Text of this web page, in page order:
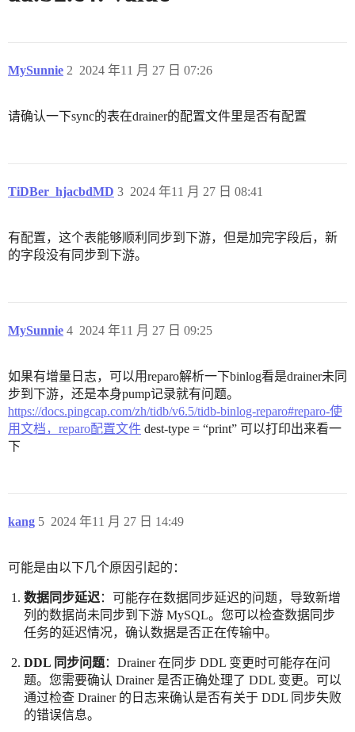
MySunnie 2024 年11 月 27 日 07:26
2
请确认一下sync的表在drainer的配置文件里是否有配置
TiDBer_hjacbdMD 2024 年11 月 27 日 08:41
3
有配置，这个表能够顺利同步到下游，但是加完字段后，新
的字段没有同步到下游。
MySunnie 2024 年11 月 27 日 09:25
4
如果有增量日志，可以用reparo解析一下binlog看是drainer未同
步到下游，还是本身pump记录就有问题。
https://docs.pingcap.com/zh/tidb/v6.5/tidb-binlog-reparo#reparo-使
用文档，reparo配置文件 dest-type = “print” 可以打印出来看一
下
kang 2024 年11 月 27 日 14:49
5
可能是由以下几个原因引起的：
数据同步延迟：可能存在数据同步延迟的问题，导致新增
列的数据尚未同步到下游 MySQL。您可以检查数据同步
任务的延迟情况，确认数据是否正在传输中。
DDL 同步问题：Drainer 在同步 DDL 变更时可能存在问
题。您需要确认 Drainer 是否正确处理了 DDL 变更。可以
通过检查 Drainer 的日志来确认是否有关于 DDL 同步失败
的错误信息。